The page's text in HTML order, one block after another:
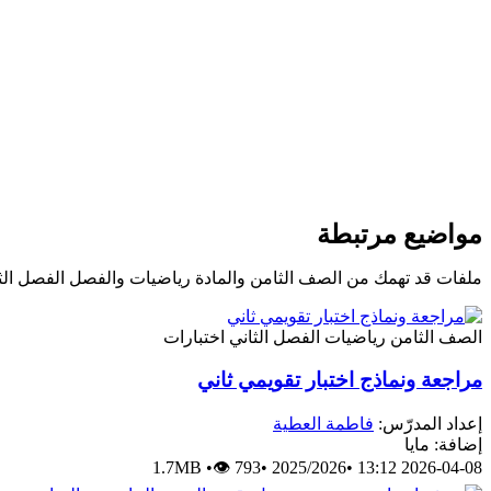
مواضيع مرتبطة
ملفات قد تهمك من الصف الثامن والمادة رياضيات والفصل الفصل
الصف الثامن رياضيات الفصل الثاني اختبارات
مراجعة ونماذج اختبار تقويمي ثاني
إعداد المدرّس: فاطمة العطية
إضافة: مايا
2026-04-08 13:12
•
2025/2026
•
1.7MB •👁 793